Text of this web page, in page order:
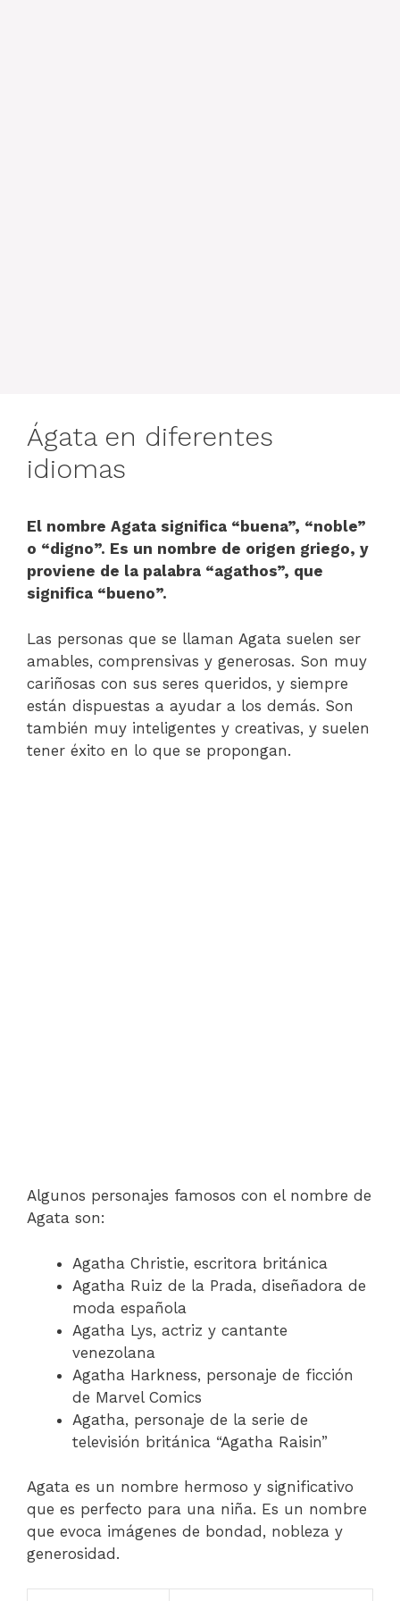
Ágata en diferentes
idiomas
El nombre Agata significa “buena”, “noble”
o “digno”. Es un nombre de origen griego, y
proviene de la palabra “agathos”, que
significa “bueno”.
Las personas que se llaman Agata suelen ser
amables, comprensivas y generosas. Son muy
cariñosas con sus seres queridos, y siempre
están dispuestas a ayudar a los demás. Son
también muy inteligentes y creativas, y suelen
tener éxito en lo que se propongan.
Algunos personajes famosos con el nombre de
Agata son:
Agatha Christie, escritora británica
Agatha Ruiz de la Prada, diseñadora de
moda española
Agatha Lys, actriz y cantante
venezolana
Agatha Harkness, personaje de ficción
de Marvel Comics
Agatha, personaje de la serie de
televisión británica “Agatha Raisin”
Agata es un nombre hermoso y significativo
que es perfecto para una niña. Es un nombre
que evoca imágenes de bondad, nobleza y
generosidad.